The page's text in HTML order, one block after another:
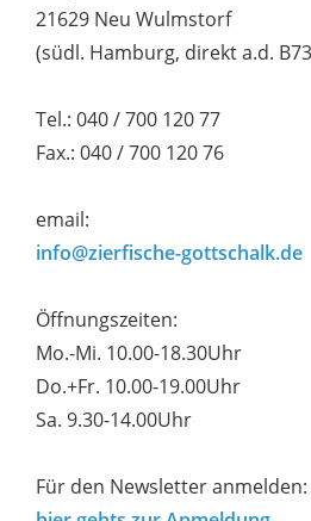
21629 Neu Wulmstorf
(südl. Hamburg, direkt a.d.
Tel.: 040 / 700 120 77
Fax.: 040 / 700 120 76
email:
info@zierfische-gottschalk.de
Öffnungszeiten:
Mo.-Mi. 10.00-18.30Uhr
Do.+Fr. 10.00-19.00Uhr
Sa. 9.30-14.00Uhr
Für den Newsletter anmelden: